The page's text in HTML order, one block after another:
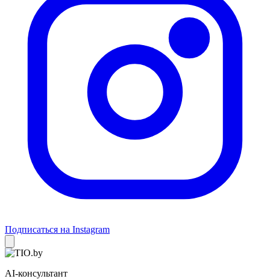
Подписаться на Instagram
AI-консультант